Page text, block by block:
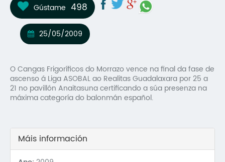
Gústame 498
25/05/2009
O Cangas Frigoríficos do Morrazo vence na final da fase de
ascenso á Liga ASOBAL ao Realitas Guadalaxara por 25 a
21 no pavillón Anaitasuna certificando a súa presenza na
máxima categoría do balonmán español.
Máis información